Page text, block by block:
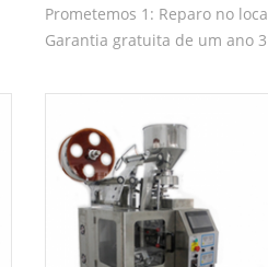
Prometemos 1: Reparo no
Garantia gratuita de um ano
Treinamento gratuito de